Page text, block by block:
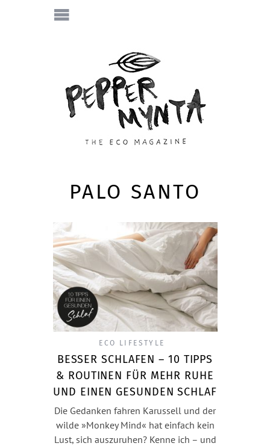
PALO SANTO
ECO LIFESTYLE
BESSER SCHLAFEN – 10 TIPPS
& ROUTINEN FÜR MEHR RUHE
UND EINEN GESUNDEN SCHLAF
Die Gedanken fahren Karussell und der
wilde »Monkey Mind« hat einfach kein
Lust, sich auszuruhen? Kenne ich – und